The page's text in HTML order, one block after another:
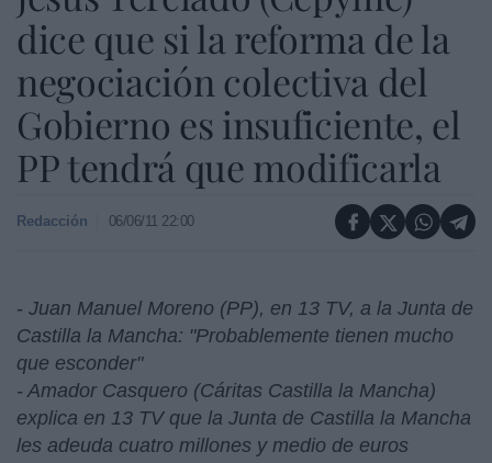
dice que si la reforma de la
negociación colectiva del
Gobierno es insuficiente, el
PP tendrá que modificarla
Redacción 06/06/11 22:00
- Juan Manuel Moreno (PP), en 13 TV, a la Junta de
Castilla la Mancha: "Probablemente tienen mucho
que esconder"
- Amador Casquero (Cáritas Castilla la Mancha)
explica en 13 TV que la Junta de Castilla la Mancha
les adeuda cuatro millones y medio de euros